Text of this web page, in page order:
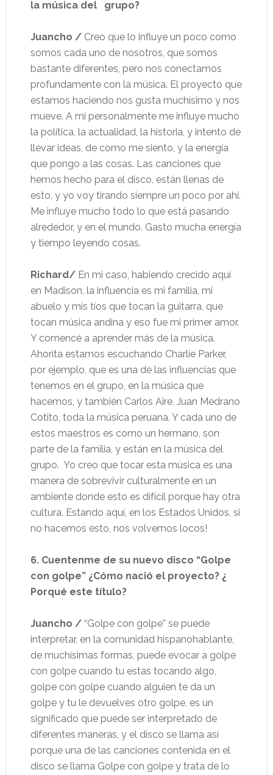
la música del grupo?
Juancho / Creo que lo influye un poco como
somos cada uno de nosotros, que somos
bastante diferentes, pero nos conectamos
profundamente con la música. El proyecto que
estamos haciendo nos gusta muchísimo y nos
mueve. A mi personalmente me influye mucho
la política, la actualidad, la historia, y intento de
llevar ideas, de como me siento, y la energía
que pongo a las cosas. Las canciones que
hemos hecho para el disco, están llenas de
esto, y yo voy tirando siempre un poco por ahí.
Me influye mucho todo lo que está pasando
alrededor, y en el mundo. Gasto mucha energía
y tiempo leyendo cosas.
Richard/En mi caso, habiendo crecido aquí
en Madison, la influencia es mi familia, mi
abuelo y mis tíos que tocan la guitarra, que
tocan música andina y eso fue mi primer amor.
Y comencé a aprender más de la música.
Ahorita estamos escuchando Charlie Parker,
por ejemplo, que es una de las influencias que
tenemos en el grupo, en la música que
hacemos, y también Carlos Aire, Juan Medrano
Cotito, toda la música peruana. Y cada uno de
estos maestros es como un hermano, son
parte de la familia, y están en la música del
grupo. Yo creo que tocar esta música es una
manera de sobrevivir culturalmente en un
ambiente donde esto es difícil porque hay otra
cultura. Estando aquí, en los Estados Unidos, si
no hacemos esto, nos volvemos locos!
6. Cuentenme de su nuevo disco “Golpe
con golpe” ¿Cómo nació el proyecto? ¿
Porqué este título?
Juancho /“Golpe con golpe” se puede
interpretar, en la comunidad hispanohablante,
de muchísimas formas, puede evocar a golpe
con golpe cuando tu estas tocando algo,
golpe con golpe cuando alguien te da un
golpe y tu le devuelves otro golpe, es un
significado que puede ser interpretado de
diferentes maneras, y el disco se llama así
porque una de las canciones contenida en el
disco se llama Golpe con golpe y trata de lo